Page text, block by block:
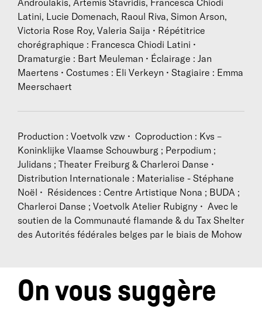
Androulakis, Artemis Stavridis, Francesca Chiodi
Latini, Lucie Domenach, Raoul Riva, Simon Arson,
Victoria Rose Roy, Valeria Saija • Répétitrice
chorégraphique : Francesca Chiodi Latini •
Dramaturgie : Bart Meuleman • Éclairage : Jan
Maertens • Costumes : Eli Verkeyn • Stagiaire : Emma
Meerschaert
Production : Voetvolk vzw • Coproduction : Kvs –
Koninklijke Vlaamse Schouwburg ; Perpodium ;
Julidans ; Theater Freiburg & Charleroi Danse •
Distribution Internationale : Materialise - Stéphane
Noël • Résidences : Centre Artistique Nona ; BUDA ;
Charleroi Danse ; Voetvolk Atelier Rubigny • Avec le
soutien de la Communauté flamande & du Tax Shelter
des Autorités fédérales belges par le biais de Mohow
On vous suggère